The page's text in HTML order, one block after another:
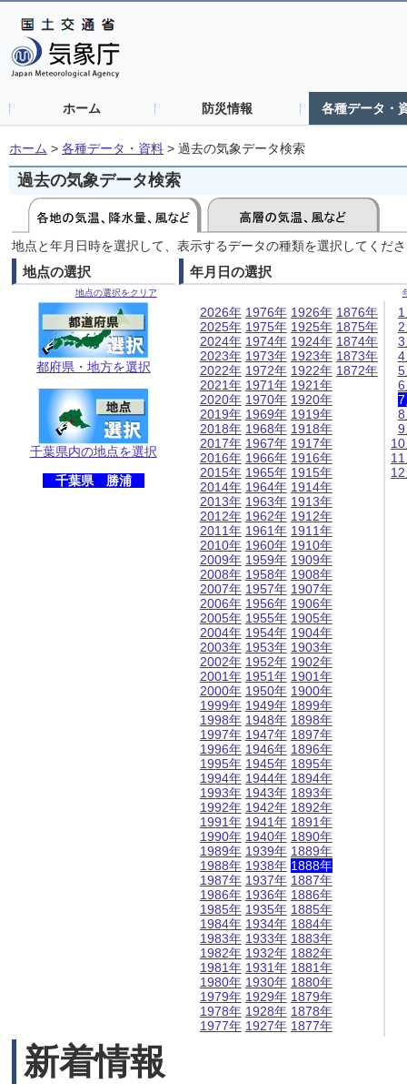
ホーム 防災情報 各種データ・
ホーム > 各種データ・資料 > 過去の気象データ検索
過去の気象データ検索
地点と年月日時を選択して、表示するデータの種類を選択してくだ
地点の選択
地点の選択をクリア
都府県・地方を選択
千葉県内の地点を選択
千葉県 勝浦
年月日の選択
2026年
2025年
2024年
2023年
2022年
2021年
2020年
2019年
2018年
2017年
2016年
2015年
2014年
2013年
2012年
2011年
2010年
2009年
2008年
2007年
2006年
2005年
2004年
2003年
2002年
2001年
2000年
1999年
1998年
1997年
1996年
1995年
1994年
1993年
1992年
1991年
1990年
1989年
1988年
1987年
1986年
1985年
1984年
1983年
1982年
1981年
1980年
1979年
1978年
1977年
1976年
1975年
1974年
1973年
1972年
1971年
1970年
1969年
1968年
1967年
1966年
1965年
1964年
1963年
1962年
1961年
1960年
1959年
1958年
1957年
1956年
1955年
1954年
1953年
1952年
1951年
1950年
1949年
1948年
1947年
1946年
1945年
1944年
1943年
1942年
1941年
1940年
1939年
1938年
1937年
1936年
1935年
1934年
1933年
1932年
1931年
1930年
1929年
1928年
1927年
1926年
1925年
1924年
1923年
1922年
1921年
1920年
1919年
1918年
1917年
1916年
1915年
1914年
1913年
1912年
1911年
1910年
1909年
1908年
1907年
1906年
1905年
1904年
1903年
1902年
1901年
1900年
1899年
1898年
1897年
1896年
1895年
1894年
1893年
1892年
1891年
1890年
1889年
1888年
1887年
1886年
1885年
1884年
1883年
1882年
1881年
1880年
1879年
1878年
1877年
1876年
1875年
1874年
1873年
1872年
新着情報